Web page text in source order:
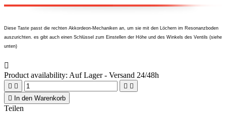
Diese Taste passt die rechten Akkordeon-Mechaniken an, um sie mit den Löchern im Resonanzboden
auszurichten. es gibt auch einen Schlüssel zum Einstellen der Höhe und des Winkels des Ventils (siehe
unten)

Product availability: Auf Lager - Versand 24/48h
   
 In den Warenkorb
Teilen